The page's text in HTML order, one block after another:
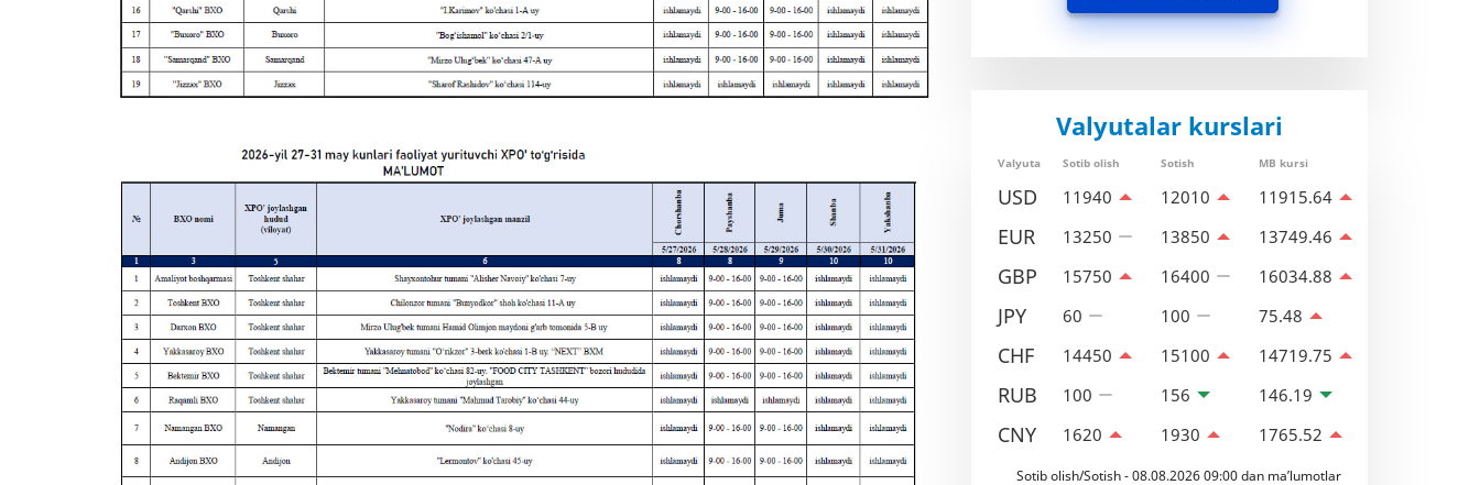
Valyutalar kurslari
Valyuta Sotib olish Sotish MB kursi
USD 11940 12010 11915.64
EUR 13250 13850 13749.46
GBP 15750 16400 16034.88
JPY 60 100 75.48
CHF 14450 15100 14719.75
RUB 100 156 146.19
CNY 1620 1930 1765.52
Sotib olish/Sotish - 08.08.2026 09:00 dan ma’lumotlar